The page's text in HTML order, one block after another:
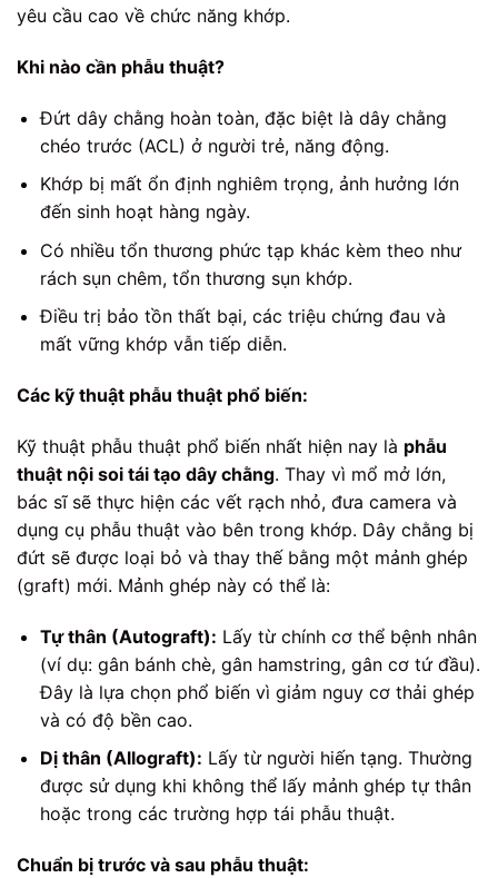
yêu cầu cao về chức năng khớp.
Khi nào cần phẫu thuật?
Đứt dây chằng hoàn toàn, đặc biệt là dây chằng
chéo trước (ACL) ở người trẻ, năng động.
Khớp bị mất ổn định nghiêm trọng, ảnh hưởng lớn
đến sinh hoạt hàng ngày.
Có nhiều tổn thương phức tạp khác kèm theo như
rách sụn chêm, tổn thương sụn khớp.
Điều trị bảo tồn thất bại, các triệu chứng đau và
mất vững khớp vẫn tiếp diễn.
Các kỹ thuật phẫu thuật phổ biến:
Kỹ thuật phẫu thuật phổ biến nhất hiện nay là phẫu
thuật nội soi tái tạo dây chằng. Thay vì mổ mở lớn,
bác sĩ sẽ thực hiện các vết rạch nhỏ, đưa camera và
dụng cụ phẫu thuật vào bên trong khớp. Dây chằng bị
đứt sẽ được loại bỏ và thay thế bằng một mảnh ghép
(graft) mới. Mảnh ghép này có thể là:
Tự thân (Autograft): Lấy từ chính cơ thể bệnh nhân
(ví dụ: gân bánh chè, gân hamstring, gân cơ tứ đầu).
Đây là lựa chọn phổ biến vì giảm nguy cơ thải ghép
và có độ bền cao.
Dị thân (Allograft): Lấy từ người hiến tạng. Thường
được sử dụng khi không thể lấy mảnh ghép tự thân
hoặc trong các trường hợp tái phẫu thuật.
Chuẩn bị trước và sau phẫu thuật: